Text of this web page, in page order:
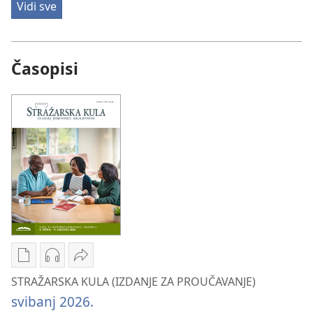
Vidi sve
Časopisi
Postavke
preuzimanja
naših
Postavke
preuzimanja
zvučnih
Podijeli
STRAŽARSKA
KULA
STRAŽARSKA KULA (IZDANJE ZA PROUČAVANJE)
svibanj 2026.